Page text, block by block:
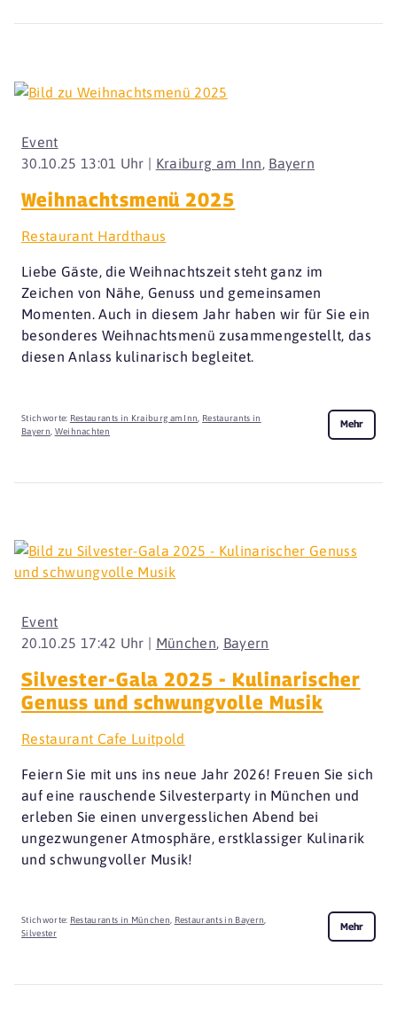
30.10.25 13:01 Uhr | Kraiburg am Inn, Bayern
Event
Weihnachtsmenü 2025
Restaurant Hardthaus
Liebe Gäste, die Weihnachtszeit steht ganz im
Zeichen von Nähe, Genuss und gemeinsamen
Momenten. Auch in diesem Jahr haben wir für Sie ein
besonderes Weihnachtsmenü zusammengestellt, das
diesen Anlass kulinarisch begleitet.
Stichworte: Restaurants in Kraiburg am Inn
Restaurants in
Bayern Weihnachten
Mehr
20.10.25 17:42 Uhr | München, Bayern
Event
Silvester-Gala 2025 - Kulinarischer
Genuss und schwungvolle Musik
Restaurant Cafe Luitpold
Feiern Sie mit uns ins neue Jahr 2026! Freuen Sie sich
auf eine rauschende Silvesterparty in München und
erleben Sie einen unvergesslichen Abend bei
ungezwungener Atmosphäre, erstklassiger Kulinarik
und schwungvoller Musik!
Stichworte: Restaurants in München, Restaurants in Bayern,
Silvester
Mehr